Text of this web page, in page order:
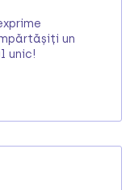
un
unic!